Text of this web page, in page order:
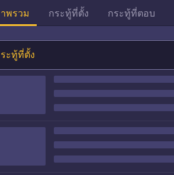
พรวม กระทู้ที่ตั้ง กระทู้ที่ตอบ
ะทู้ที่ตั้ง